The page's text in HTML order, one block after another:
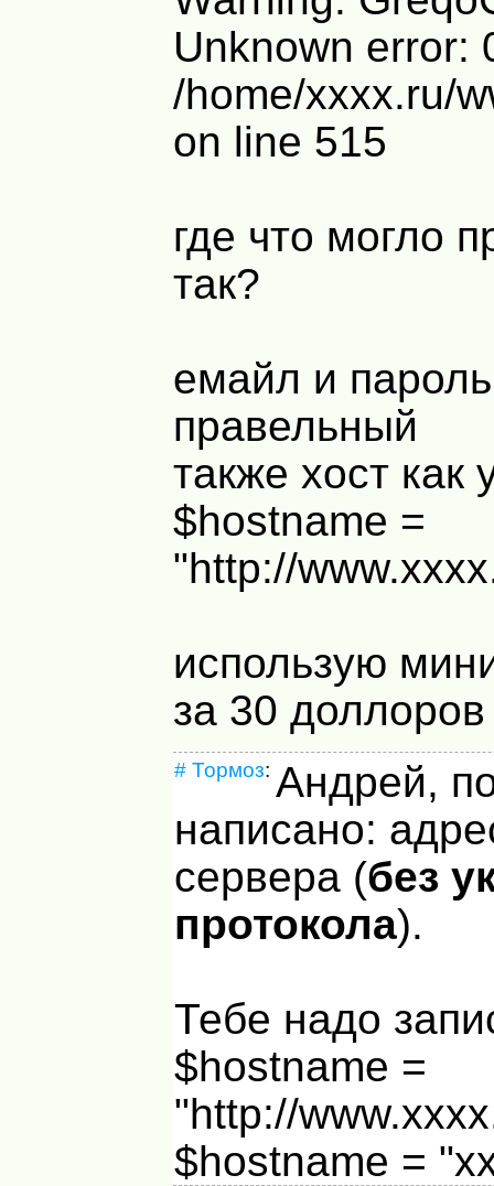
Unknown error:
/home/xxxx.ru/
on line 515
где что могло
так?
емайл и
правельный
также хост как
$hostname =
"http://
использую
за 30 доллоров
# Тормоз: Андрей,
написано:
сервера (без
протокола).
Тебе надо
$hostname =
"http://
$hostname =